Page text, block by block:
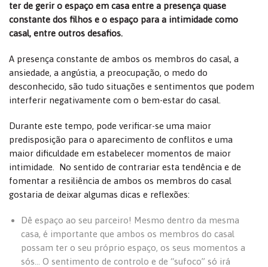
ter de gerir o espaço em casa entre a presença quase
constante dos filhos e o espaço para a intimidade como
casal, entre outros desafios.
A presença constante de ambos os membros do casal, a
ansiedade, a angústia, a preocupação, o medo do
desconhecido, são tudo situações e sentimentos que podem
interferir negativamente com o bem-estar do casal.
Durante este tempo, pode verificar-se uma maior
predisposição para o aparecimento de conflitos e uma
maior dificuldade em estabelecer momentos de maior
intimidade. No sentido de contrariar esta tendência e de
fomentar a resiliência de ambos os membros do casal
gostaria de deixar algumas dicas e reflexões:
Dê espaço ao seu parceiro! Mesmo dentro da mesma
casa, é importante que ambos os membros do casal
possam ter o seu próprio espaço, os seus momentos a
sós… O sentimento de controlo e de “sufoco” só irá